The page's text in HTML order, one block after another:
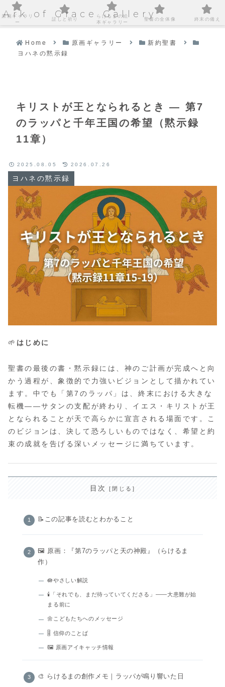
Ark of Grace Gallery
Home 原画ギャラリー
新約聖書
ヨハネの黙示録
キリストが王となられるとき ― 第7
のラッパと千年王国の希望（黙示録
11章）
ヨハネの黙示録
2025.08.05 2026.07.26
🌱 はじめに
聖書の最後の書・黙示録には、神のご計画が完成へと向
かう過程が、象徴的で力強いビジョンとして描かれてい
ます。中でも「第7のラッパ」は、終末における大きな
転機――サタンの支配が終わり、イエス・キリストが王
となられることが天で高らかに宣言される場面です。こ
のビジョンは、決して恐ろしいものではなく、希望と約
束の成就を告げる深いメッセージに満ちています。
目次
📝この記事を読むとわかること
🖼️ 原画：『第7のラッパと天の神殿』（らけるま
作）
🪷やさしい解説
🕯️「それでも、まだ待っていてくださる」――大患難が始
まる前に
🌼こどもたちへのメッセージ
🎚️ 信仰のことば
🖼 原画アイキャッチ情報
🎨 らけるまの創作メモ｜ラッパが鳴り響いた日
原画ギャラリ
ー
証しと祈り
らけるまの絵
本ギャラリー
聖書の全体像 終末の備え